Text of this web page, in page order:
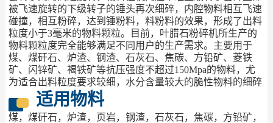
被飞速旋转的下级转子的锤头再次细碎，内腔物料相互飞速
碰撞，相互粉碎，达到锤粉料，料粉料的效果，形成了出料
粒度小于3毫米的物料颗粒。目前，叶腊石粉碎机所生产的
物料颗粒度完全能够满足不同用户的生产需求。主要用于
煤、煤矸石、炉渣、钢渣、石灰石、焦碳、方铅矿、菱铁
矿、闪锌矿、褐铁矿等抗压强度不超过150Mpa的物料，尤
为适合出料粒度要求较细，水分含量较大的脆性物料的细碎
适用物料
煤，煤矸石，炉渣，页岩，钢渣，石灰石，焦碳，方铅矿，